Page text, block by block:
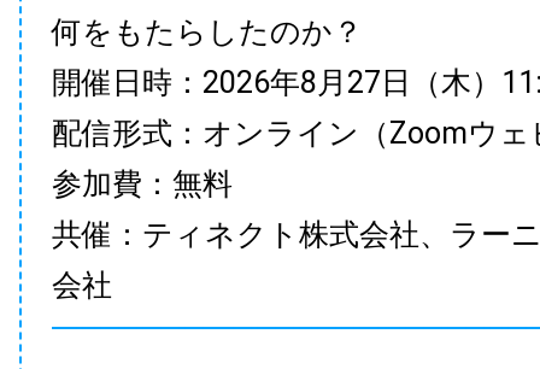
何をもたらしたのか？
開催日時：2026年8月27日（木）
配信形式：オンライン（Zoomウェ
参加費：無料
共催：ティネクト株式会社、ラー
会社